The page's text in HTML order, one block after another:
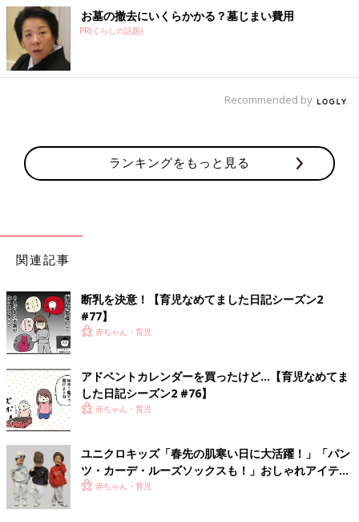
お墓の撤去にいくらかかる？墓じまい費用
PR(くらしの話題)
Recommended by
ランキングをもっと見る
関連記事
断乳を決意！【育児なめてました日記シーズン2
#77】
赤ちゃん・育児
アドベントカレンダーを買ったけど…【育児なめてま
した日記シーズン2 #76】
赤ちゃん・育児
ユニクロキッズ「春先の肌寒い日に大活躍！」「パン
ツ・カーデ・ルーズソックスも！」おしゃれアイテム
5選赤ちゃん・育児